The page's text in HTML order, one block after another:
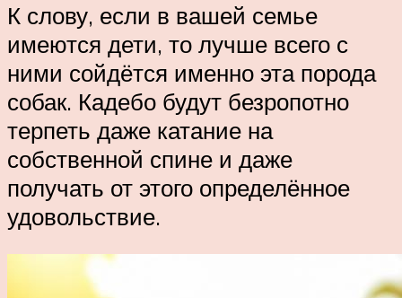
К слову, если в вашей семье
имеются дети, то лучше всего с
ними сойдётся именно эта порода
собак. Кадебо будут безропотно
терпеть даже катание на
собственной спине и даже
получать от этого определённое
удовольствие.